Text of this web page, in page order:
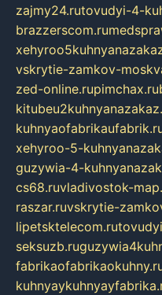
zajmy24.rutovudyi-4-
brazzerscom.ru
vskrytie-zamkov-
zed-online.rupimchax.ru
xehyroo-5-
guzywia-4-
cs68.ruvladivostok-
raszar.ruvskrytie-
lipetsktelecom.ru
seksuzb.ru